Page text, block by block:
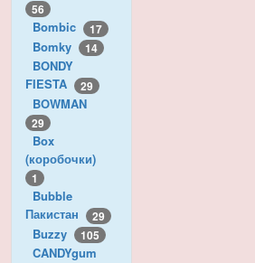
56
Bombic 17
Bomky 14
BONDY
FIESTA
29
BOWMAN
29
Box
(коробочки)
1
Bubble
Пакистан
29
Buzzy 105
CANDYgum